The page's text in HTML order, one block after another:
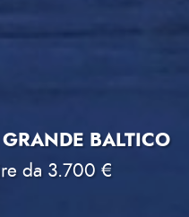
BALTICO
da 3.700 €